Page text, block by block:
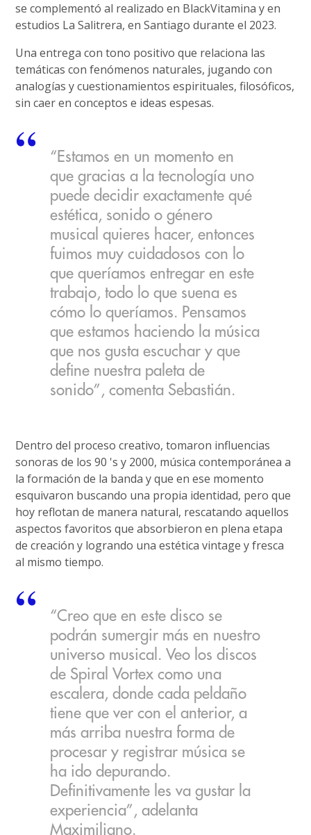
se complementó al realizado en BlackVitamina y en
estudios La Salitrera, en Santiago durante el 2023.
Una entrega con tono positivo que relaciona las
temáticas con fenómenos naturales, jugando con
analogías y cuestionamientos espirituales, filosóficos,
sin caer en conceptos e ideas espesas.
“Estamos en un momento en
que gracias a la tecnología uno
puede decidir exactamente qué
estética, sonido o género
musical quieres hacer, entonces
fuimos muy cuidadosos con lo
que queríamos entregar en este
trabajo, todo lo que suena es
cómo lo queríamos. Pensamos
que estamos haciendo la música
que nos gusta escuchar y que
define nuestra paleta de
sonido”, comenta Sebastián.
Dentro del proceso creativo, tomaron influencias
sonoras de los 90 's y 2000, música contemporánea a
la formación de la banda y que en ese momento
esquivaron buscando una propia identidad, pero que
hoy reflotan de manera natural, rescatando aquellos
aspectos favoritos que absorbieron en plena etapa
de creación y logrando una estética vintage y fresca
al mismo tiempo.
“Creo que en este disco se
podrán sumergir más en nuestro
universo musical. Veo los discos
de Spiral Vortex como una
escalera, donde cada peldaño
tiene que ver con el anterior, a
más arriba nuestra forma de
procesar y registrar música se
ha ido depurando.
Definitivamente les va gustar la
experiencia”, adelanta
Maximiliano.